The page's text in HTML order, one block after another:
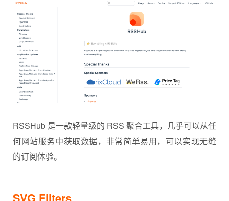
RSSHub 是一款轻量级的 RSS 聚合工具，几乎可以从任
何网站服务中获取数据，非常简单易用，可以实现无缝
的订阅体验。